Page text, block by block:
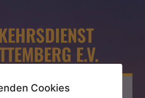
E.V.
Cookies